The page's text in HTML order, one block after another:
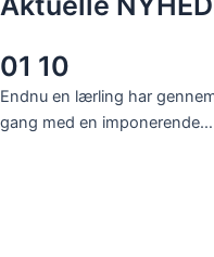
01 10
Endnu en lærling har
gang med en imponerende…